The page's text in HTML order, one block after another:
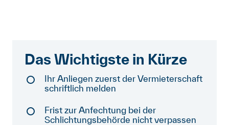
Mitglied werden
Anmelden
Das Wichtigste in Kürze
Ihr Anliegen zuerst der Vermieterschaft
schriftlich melden
Frist zur Anfechtung bei der
Schlichtungsbehörde nicht verpassen